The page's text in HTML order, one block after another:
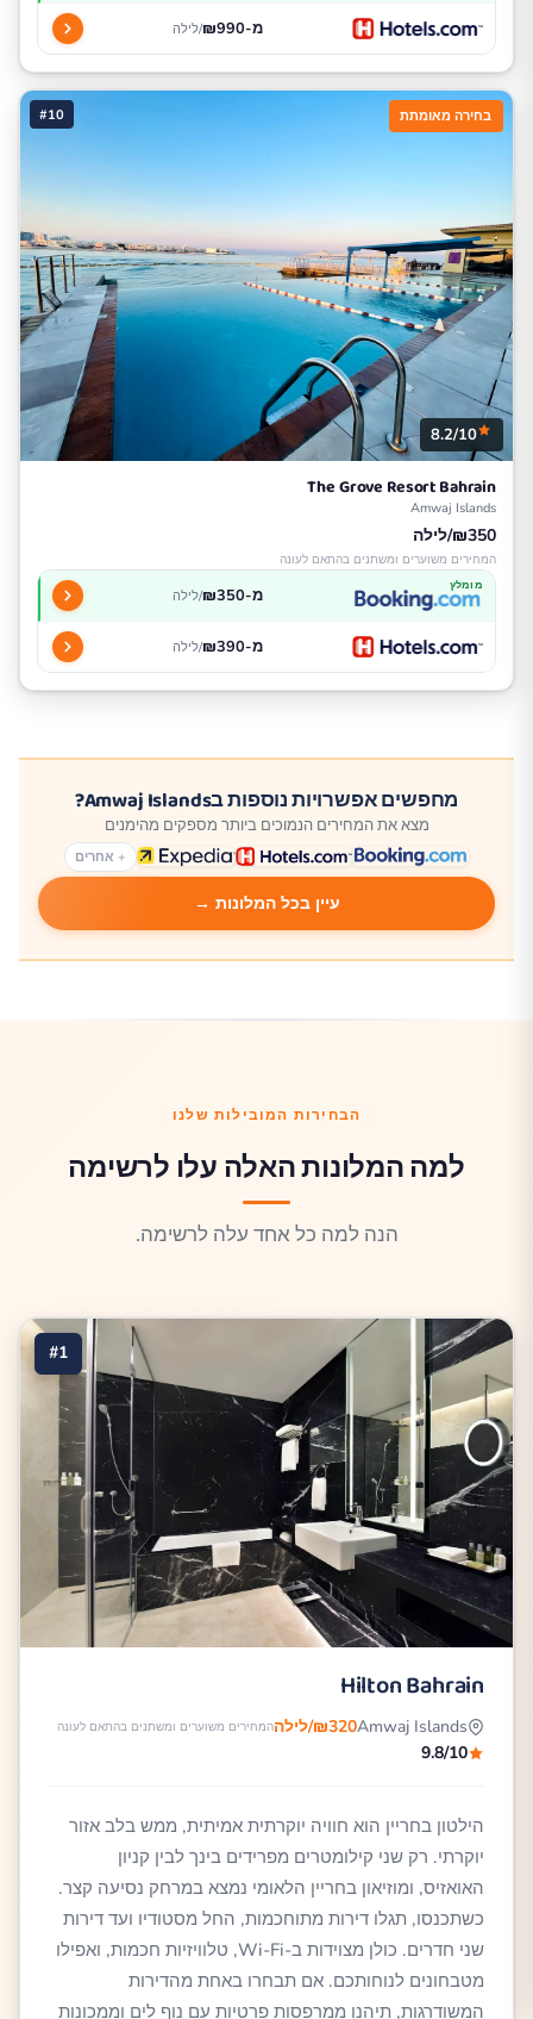
מ-₪990 /לילה
#10 בחירה מאומתת
8.2/10
The Grove Resort Bahrain
Amwaj Islands
₪350/לילה
המחירים משוערים ומשתנים בהתאם לעונה
מומלץ מ-₪350 /לילה
מ-₪390 /לילה
מחפשים אפשרויות נוספות בAmwaj Islands?
מצא את המחירים הנמוכים ביותר מספקים מהימנים
+ אחרים
עיין בכל המלונות →
הבחירות המובילות שלנו
למה המלונות האלה עלו לרשימה
הנה למה כל אחד עלה לרשימה.
#1
Hilton Bahrain
Amwaj Islands₪320/לילה המחירים משוערים ומשתנים בהתאם לעונה
9.8/10
הילטון בחריין הוא חוויה יוקרתית אמיתית, ממש בלב אזור
יוקרתי. רק שני קילומטרים מפרידים בינך לבין קניון
האואזיס, ומוזיאון בחריין הלאומי נמצא במרחק נסיעה קצר.
כשתכנסו, תגלו דירות מתוחכמות, החל מסטודיו ועד דירות
שני חדרים. כולן מצוידות ב-Wi-Fi, טלוויזיות חכמות, ואפילו
מטבחונים לנוחותכם. אם תבחרו באחת מהדירות
המשודרגות, תיהנו ממרפסות פרטיות עם נוף לים וממכונות